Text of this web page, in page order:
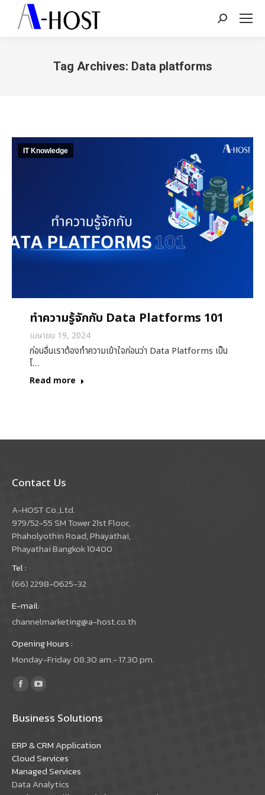
Search:
Tag Archives: Data platforms
IT Knowledge
ทำความรู้จักกับ Data Platforms 101
เมษายน 19, 2024
ก่อนอื่นเราต้องทำความเข้าใจก่อนว่า Data Platforms เป็น
โ…
Read more
Contact Us
A-HOST Co.,Ltd.
979/52-55 SM Tower 21st Floor,
Phaholyothin Road, Phayathai,
Phayathai Bangkok 10400
Tel :
(66) 2298-0625-32
E-mail:
channelmarketing@a-host.co.th
Opening Hours :
Monday-Friday 08.30 am.- 17.30 pm.
Find us on:
Facebook
opens
new
window
YouTube
opens
new
window
Business Solutions
ERP & CRM Application
Cloud Services
Managed Services
Data Analytics